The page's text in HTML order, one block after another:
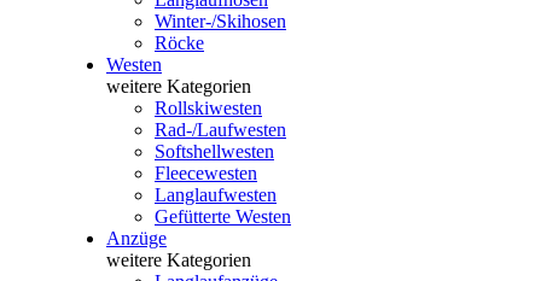
Winter-/Skihosen
Röcke
Westen
weitere Kategorien
Rollskiwesten
Rad-/Laufwesten
Softshellwesten
Fleecewesten
Langlaufwesten
Gefütterte Westen
Anzüge
weitere Kategorien